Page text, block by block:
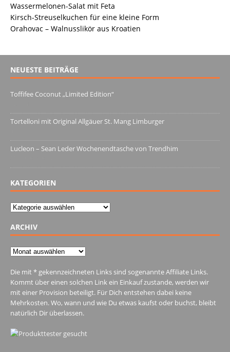
Wassermelonen-Salat mit Feta
Kirsch-Streuselkuchen für eine kleine Form
Orahovac – Walnusslikör aus Kroatien
NEUESTE BEITRÄGE
Toffifee Coconut „Limited Edition“
Tortelloni mit Original Allgäuer St. Mang Limburger
Lucleon – Sean Leder Wochenendtasche von Trendhim
KATEGORIEN
Kategorien
ARCHIV
Archiv
Die mit * gekennzeichneten Links sind sogenannte Affiliate Links.
Kommt über einen solchen Link ein Einkauf zustande, werden wir
mit einer Provision beteiligt. Für Dich entstehen dabei keine
Mehrkosten. Wo, wann und wie Du etwas kaufst oder buchst, bleibt
natürlich Dir überlassen.